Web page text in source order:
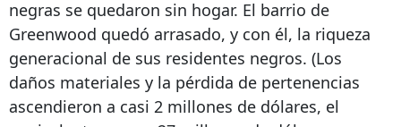
negras se quedaron sin hogar. El barrio de
Greenwood quedó arrasado, y con él, la riqueza
generacional de sus residentes negros. (Los
daños materiales y la pérdida de pertenencias
ascendieron a casi 2 millones de dólares, el